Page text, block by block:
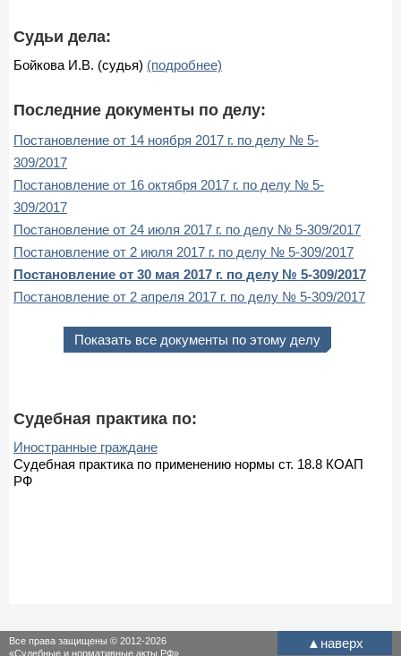
Судьи дела:
Бойкова И.В. (судья) (подробнее)
Последние документы по делу:
Постановление от 14 ноября 2017 г. по делу № 5-
309/2017
Постановление от 16 октября 2017 г. по делу № 5-
309/2017
Постановление от 24 июля 2017 г. по делу № 5-309/2017
Постановление от 2 июля 2017 г. по делу № 5-309/2017
Постановление от 30 мая 2017 г. по делу № 5-309/2017
Постановление от 2 апреля 2017 г. по делу № 5-309/2017
Показать все документы по этому делу
Судебная практика по:
Иностранные граждане
Судебная практика по применению нормы ст. 18.8 КОАП
РФ
▲ наверх
Все права защищены © 2012-2026
«Судебные и нормативные акты РФ»